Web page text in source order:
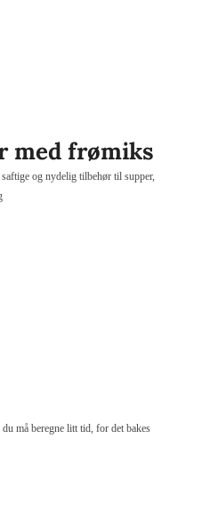
med frømiks
og nydelig tilbehør til supper,
må beregne litt tid, for det bakes